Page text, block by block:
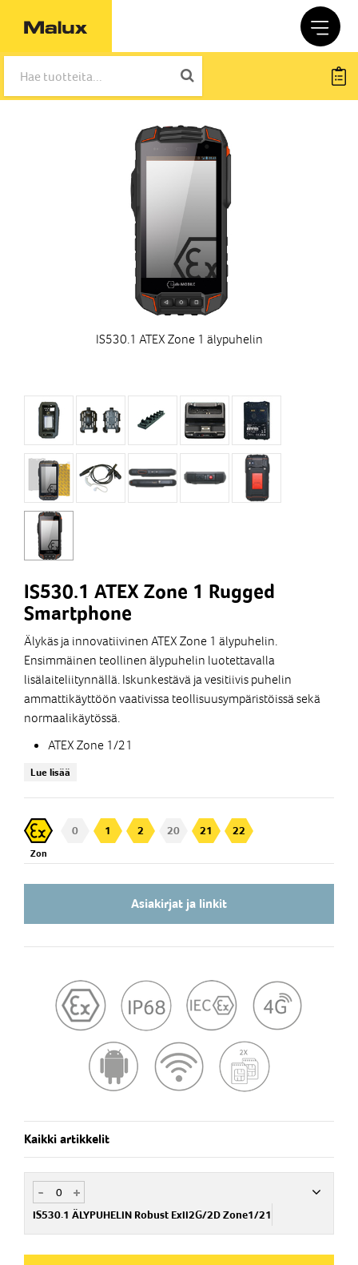
IS530.1 ATEX Zone 1 älypuhelin
IS530.1 ATEX Zone 1 Rugged
Smartphone
Älykäs ja innovatiivinen ATEX Zone 1 älypuhelin.
Ensimmäinen teollinen älypuhelin luotettavalla
lisälaiteliitynnällä. Iskunkestävä ja vesitiivis puhelin
ammattikäyttöön vaativissa teollisuusympäristöissä sekä
normaalikäytössä.
ATEX Zone 1/21
MIL-STD-810G (pudotus, tärinä, lämpötila)
Sivu-PTT ja SOS-hätäpainike
Käytettävissä hansikkaat kädessä
Lisävarusteena tehdasasennettu PanzerGlass™
Vaihdettava akku 3600mAh
NFC lukija
WiFi, Bluetooth 5.0
MicroSD paikka 128GB (256GB ATP industrial grade)
Dual SIM
LTE 4G / VoLTE, MDM, Zero Touch -tuki
LTE Network applikaatioista.
Lue lisää
Zon
0 1 2 20 21 22
Asiakirjat ja linkit
Kaikki artikkelit
+
-
IS530.1 ÄLYPUHELIN Robust ExII2G/2D Zone1/21
Nim. Nro